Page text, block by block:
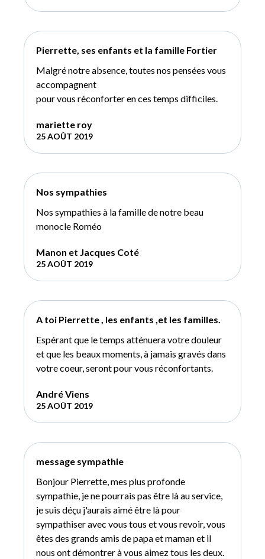
Pierrette, ses enfants et la famille Fortier
Malgré notre absence, toutes nos pensées vous
accompagnent
pour vous réconforter en ces temps difficiles.
mariette roy
25 AOÛT 2019
Nos sympathies
Nos sympathies à la famille de notre beau
monocle Roméo
Manon et Jacques Coté
25 AOÛT 2019
A toi Pierrette , les enfants ,et les familles.
Espérant que le temps atténuera votre douleur
et que les beaux moments, à jamais gravés dans
votre coeur, seront pour vous réconfortants.
André Viens
25 AOÛT 2019
message sympathie
Bonjour Pierrette, mes plus profonde
sympathie, je ne pourrais pas être là au service,
je suis déçu j'aurais aimé être là pour
sympathiser avec vous tous et vous revoir, vous
êtes des grands amis de papa et maman et il
nous ont démontrer à vous aimez tous les deux.